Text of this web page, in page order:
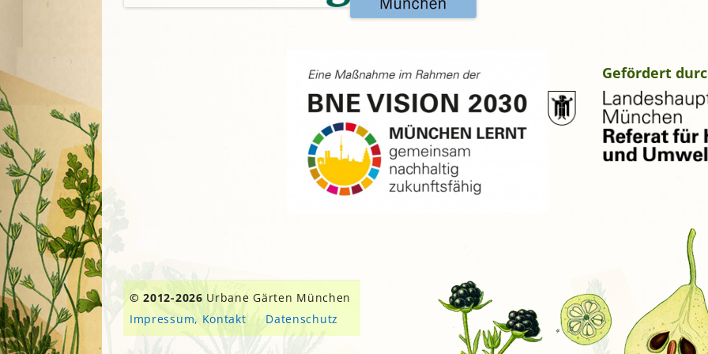
Gefördert
© 2012-2026 Urbane Gärten München
Impressum, Kontakt
Datenschutz